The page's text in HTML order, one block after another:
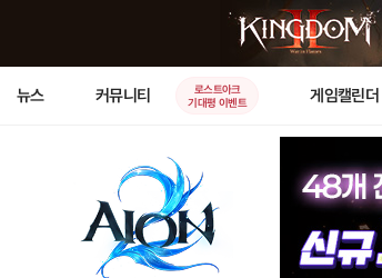
뉴스 커뮤니티
로스트아크
기대평 이벤트
게임캘린더